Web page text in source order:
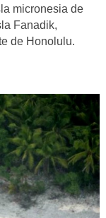
micronesia de
Fanadik,
de Honolulu.